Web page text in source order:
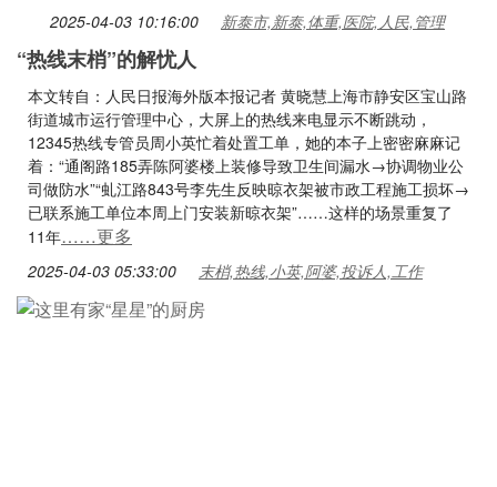
2025-04-03 10:16:00 新泰市,新泰,体重,医院,人民,管理
“热线末梢”的解忧人
本文转自：人民日报海外版本报记者 黄晓慧上海市静安区宝山路
街道城市运行管理中心，大屏上的热线来电显示不断跳动，
12345热线专管员周小英忙着处置工单，她的本子上密密麻麻记
着：“通阁路185弄陈阿婆楼上装修导致卫生间漏水→协调物业公
司做防水”“虬江路843号李先生反映晾衣架被市政工程施工损坏→
已联系施工单位本周上门安装新晾衣架”……这样的场景重复了
11年……更多
2025-04-03 05:33:00 末梢,热线,小英,阿婆,投诉人,工作